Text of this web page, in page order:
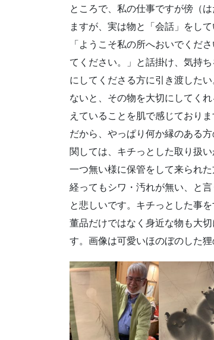
ところで、私の仕事ですが傍（
ますが、実は物と「会話」をし
「ようこそ私の所へおいでくだ
てください。」と話掛け、気持
にしてくださる方に引き渡した
ないと、その物を大切にしてく
えていることを肌で感じており
だから、やっぱり何か縁のある
関しては、キチっとした取り扱
一つ無い様に保管をして来られ
経ってもシワ・汚れが無い、と
と悲しいです。キチっとした事
董品だけではなく身近な物も大
す。画像は可愛いほのぼのした